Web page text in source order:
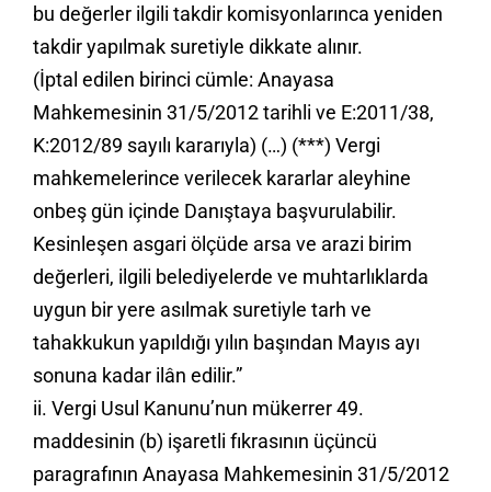
bu değerler ilgili takdir komisyonlarınca yeniden
takdir yapılmak suretiyle dikkate alınır.
(İptal edilen birinci cümle: Anayasa
Mahkemesinin 31/5/2012 tarihli ve E:2011/38,
K:2012/89 sayılı kararıyla) (…) (***) Vergi
mahkemelerince verilecek kararlar aleyhine
onbeş gün içinde Danıştaya başvurulabilir.
Kesinleşen asgari ölçüde arsa ve arazi birim
değerleri, ilgili belediyelerde ve muhtarlıklarda
uygun bir yere asılmak suretiyle tarh ve
tahakkukun yapıldığı yılın başından Mayıs ayı
sonuna kadar ilân edilir.”
ii. Vergi Usul Kanunu’nun mükerrer 49.
maddesinin (b) işaretli fıkrasının üçüncü
paragrafının Anayasa Mahkemesinin 31/5/2012